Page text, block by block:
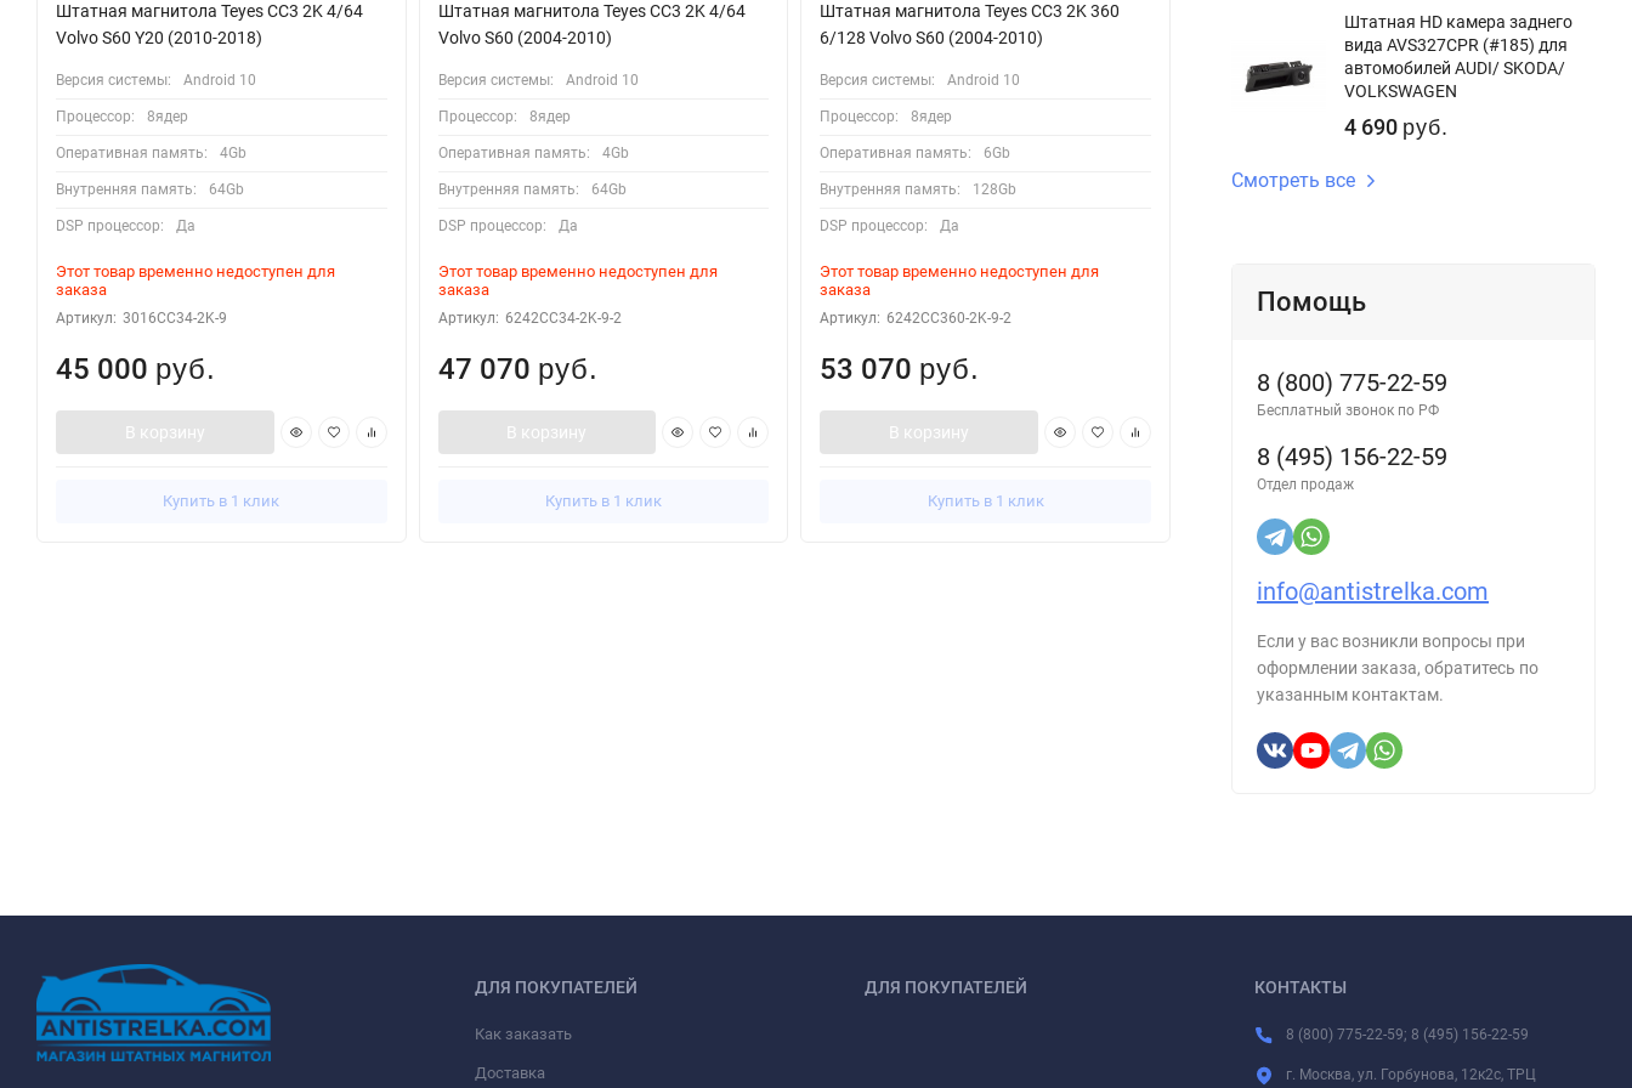
Штатная магнитола Teyes CC3 2K 4/64
Volvo S60 Y20 (2010-2018)
Версия системы: Android 10
Процессор: 8ядер
Оперативная память: 4Gb
Внутренняя память: 64Gb
DSP процессор: Да
Этот товар временно недоступен для
заказа
Артикул: 3016CC34-2K-9
45 000 руб.
В корзину
Купить в 1 клик
Штатная магнитола Teyes CC3 2K 4/64
Volvo S60 (2004-2010)
Версия системы: Android 10
Процессор: 8ядер
Оперативная память: 4Gb
Внутренняя память: 64Gb
DSP процессор: Да
Этот товар временно недоступен для
заказа
Артикул: 6242CC34-2K-9-2
47 070 руб.
В корзину
Купить в 1 клик
Штатная магнитола Teyes CC3 2K 360
6/128 Volvo S60 (2004-2010)
Версия системы: Android 10
Процессор: 8ядер
Оперативная память: 6Gb
Внутренняя память: 128Gb
DSP процессор: Да
Этот товар временно недоступен для
заказа
Артикул: 6242CC360-2K-9-2
53 070 руб.
В корзину
Купить в 1 клик
Volvo S60 (2004-2010)
Версия системы: Android 10
Внутренняя память: 128Gb
6242CC36-2K-9-2
47 970 руб.
Штатная HD камера заднего
вида AVS327CPR (#185) для
автомобилей AUDI/ SKODA/
VOLKSWAGEN
4 690 руб.
Смотреть все
Помощь
8 (800) 775-22-59
Бесплатный звонок по РФ
8 (495) 156-22-59
Отдел продаж
info@antistrelka.com
Если у вас возникли вопросы при
оформлении заказа, обратитесь по
указанным контактам.
ДЛЯ ПОКУПАТЕЛЕЙ
Как заказать
Доставка
ДЛЯ ПОКУПАТЕЛЕЙ КОНТАКТЫ
8 (800) 775-22-59; 8 (495) 156-22-59
г. Москва, ул. Горбунова, 12к2с, ТРЦ